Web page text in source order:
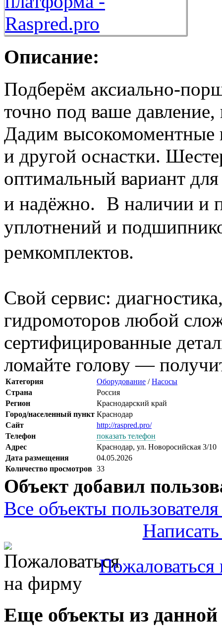
Описание:
Подберём аксиально-
точно под ваше
Дадим высокомоментные
и другой оснастки.
оптимальный вариант
и надёжно. В наличии и
уплотнений и
ремкомплектов.
Свой сервис:
гидромоторов любой
сертифицированные
ломайте голову —
Категория Оборудование /Насосы
Страна
Россия
Регион
Краснодарский край
Город/населенный пункт Краснодар
Сайт
http://raspred.pro/
Телефон
показать телефон
Адрес
Краснодар, ул. Новоросийская 3/10
Дата размещения
04.05.2026
Количество просмотров 33
Объект добавил
Все объекты
Еще объекты из данной